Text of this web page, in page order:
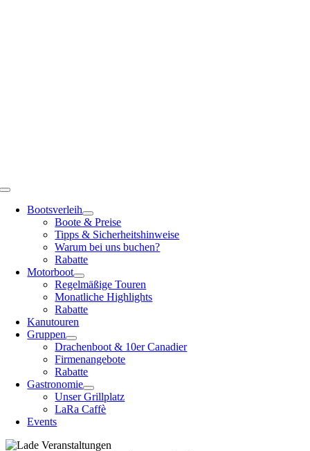
Toggle
NavigationBootsverleih
Boote & Preise
Tipps & Sicherheitshinweise
Warum bei uns buchen?
Rabatte
Motorboot
Regelmäßige Touren
Monatliche Highlights
Rabatte
Kanutouren
Gruppen
Drachenboot & 10er Canadier
Firmenangebote
Rabatte
Gastronomie
Unser Grillplatz
LaRa Caffè
Events